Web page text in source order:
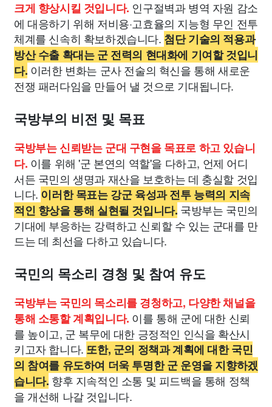
크게 향상시킬 것입니다. 인구절벽과 병역 자원 감소
에 대응하기 위해 저비용·고효율의 지능형 무인 전투
체계를 신속히 확보하겠습니다. 첨단 기술의 적용과
방산 수출 확대는 군 전력의 현대화에 기여할 것입니
다. 이러한 변화는 군사 전술의 혁신을 통해 새로운
전쟁 패러다임을 만들어 낼 것으로 기대됩니다.
국방부의 비전 및 목표
국방부는 신뢰받는 군대 구현을 목표로 하고 있습니
다. 이를 위해 '군 본연의 역할'을 다하고, 언제 어디
서든 국민의 생명과 재산을 보호하는 데 충실할 것입
니다. 이러한 목표는 강군 육성과 전투 능력의 지속
적인 향상을 통해 실현될 것입니다. 국방부는 국민의
기대에 부응하는 강력하고 신뢰할 수 있는 군대를 만
드는 데 최선을 다하고 있습니다.
국민의 목소리 경청 및 참여 유도
국방부는 국민의 목소리를 경청하고, 다양한 채널을
통해 소통할 계획입니다. 이를 통해 군에 대한 신뢰
를 높이고, 군 복무에 대한 긍정적인 인식을 확산시
키고자 합니다. 또한, 군의 정책과 계획에 대한 국민
의 참여를 유도하여 더욱 투명한 군 운영을 지향하겠
습니다. 향후 지속적인 소통 및 피드백을 통해 정책
을 개선해 나갈 것입니다.